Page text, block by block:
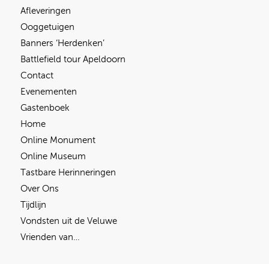
Afleveringen
Ooggetuigen
Banners ‘Herdenken’
Battlefield tour Apeldoorn
Contact
Evenementen
Gastenboek
Home
Online Monument
Online Museum
Tastbare Herinneringen
Over Ons
Tijdlijn
Vondsten uit de Veluwe
Vrienden van…